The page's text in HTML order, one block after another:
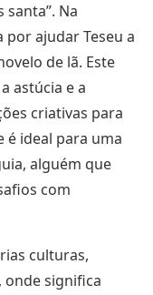
santa”. Na
ajudar Teseu a
de lã. Este
astúcia e a
criativas para
é ideal para uma
alguém que
com
culturas,
onde significa